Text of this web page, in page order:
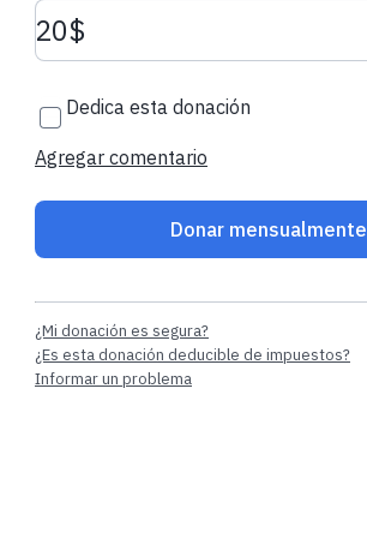
330,00 $ MXN
luciahizo su donación regular
Monto de la donación USD
Dedica esta donación
Agregar comentario
Donar mensualmente
¿Mi donación es segura?
¿Es esta donación deducible de impuestos?
Informar un problema